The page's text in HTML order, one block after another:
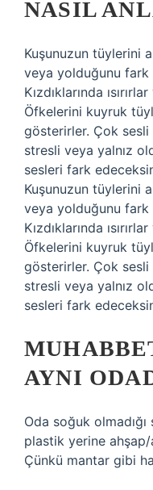
NASIL
Kuşunuzun tüylerini
veya yolduğunu fark
Kızdıklarında
Öfkelerini kuyruk
gösterirler. Çok sesli
stresli veya yalnız
sesleri fark
Kuşunuzun tüylerini
veya yolduğunu fark
Kızdıklarında
Öfkelerini kuyruk
gösterirler. Çok sesli
stresli veya yalnız
sesleri fark
AYNI
Oda soğuk
plastik yerine
Çünkü mantar gibi